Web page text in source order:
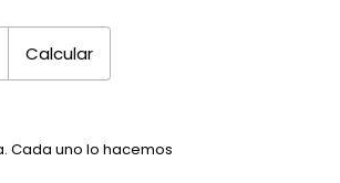
Calcular
Cada uno lo hacemos